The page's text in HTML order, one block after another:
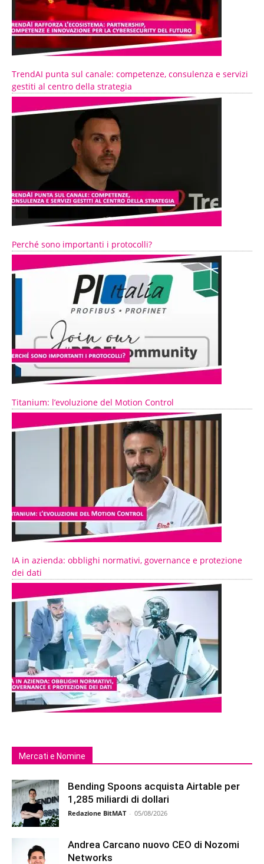
TrendAI punta sul canale: competenze, consulenza e servizi
gestiti al centro della strategia
Perché sono importanti i protocolli?
Titanium: l’evoluzione del Motion Control
IA in azienda: obblighi normativi, governance e protezione
dei dati
Mercati e Nomine
Bending Spoons acquista Airtable per
1,285 miliardi di dollari
Redazione BitMAT - 05/08/2026
Andrea Carcano nuovo CEO di Nozomi
Networks